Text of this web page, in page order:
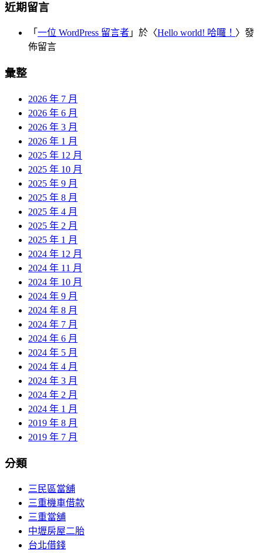
近期留言
「 一位 WordPress 留言者 」於〈Hello world! 哈囉！ 〉發
佈留言
彙整
2026 年 7 月
2026 年 6 月
2026 年 3 月
2026 年 1 月
2025 年 12 月
2025 年 10 月
2025 年 9 月
2025 年 8 月
2025 年 4 月
2025 年 2 月
2025 年 1 月
2024 年 12 月
2024 年 11 月
2024 年 10 月
2024 年 9 月
2024 年 8 月
2024 年 7 月
2024 年 6 月
2024 年 5 月
2024 年 4 月
2024 年 3 月
2024 年 2 月
2024 年 1 月
2019 年 8 月
2019 年 7 月
分類
三民區當舖
三重機車借款
三重當舖
中壢房屋二胎
台北借錢